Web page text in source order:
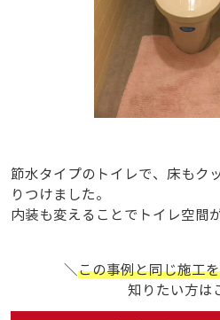
節水タイプのトイレで、床もク
りつけました。
内装も変えることでトイレ空間
＼この事例と同じ施工
知りたい方は